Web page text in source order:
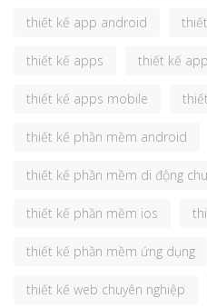
thiết kế app android
thiết kế apps thiết kế
thiết kế apps mobile
thiết kế phần mềm android
thiết kế phần mềm di động
thiết kế phần mềm ios
thiết kế phần mềm ứng dụng
thiết kế web chuyên nghiệp